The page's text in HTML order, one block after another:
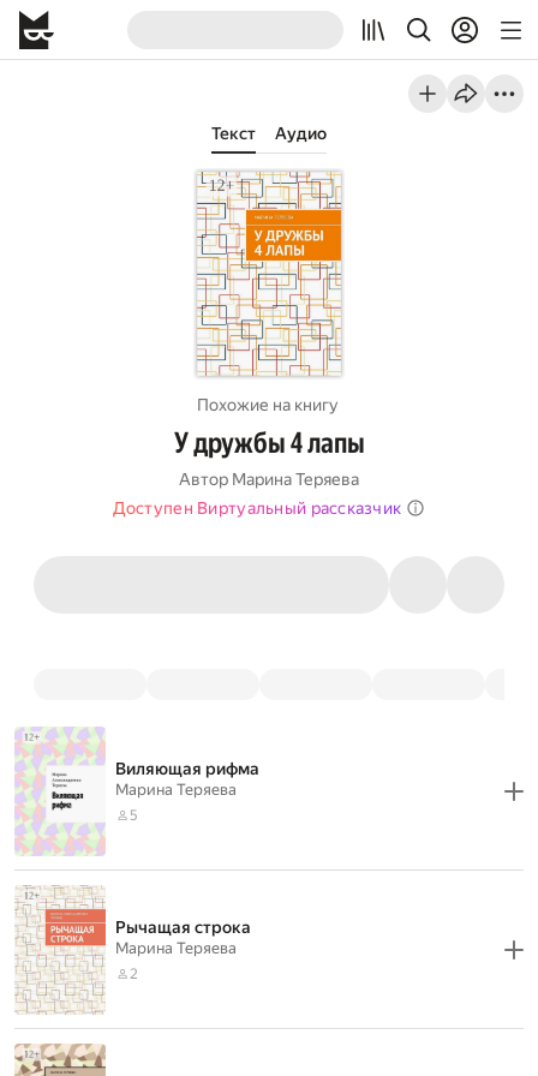
Текст Аудио
Похожие на книгу
У дружбы 4 лапы
Автор Марина Теряева
Доступен Виртуальный рассказчик
Виляющая рифма
Марина Теряева
5
Рычащая строка
Марина Теряева
2